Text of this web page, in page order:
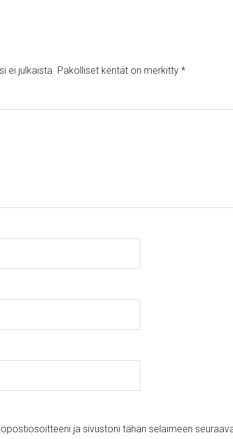
ei julkaista. Pakolliset kentät on merkitty *
ja sivustoni tähän selaimeen